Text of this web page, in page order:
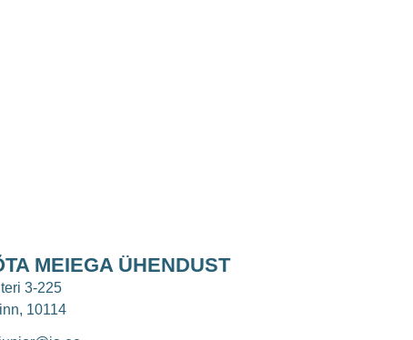
MEIEGA ÜHENDUST
3-225
10114